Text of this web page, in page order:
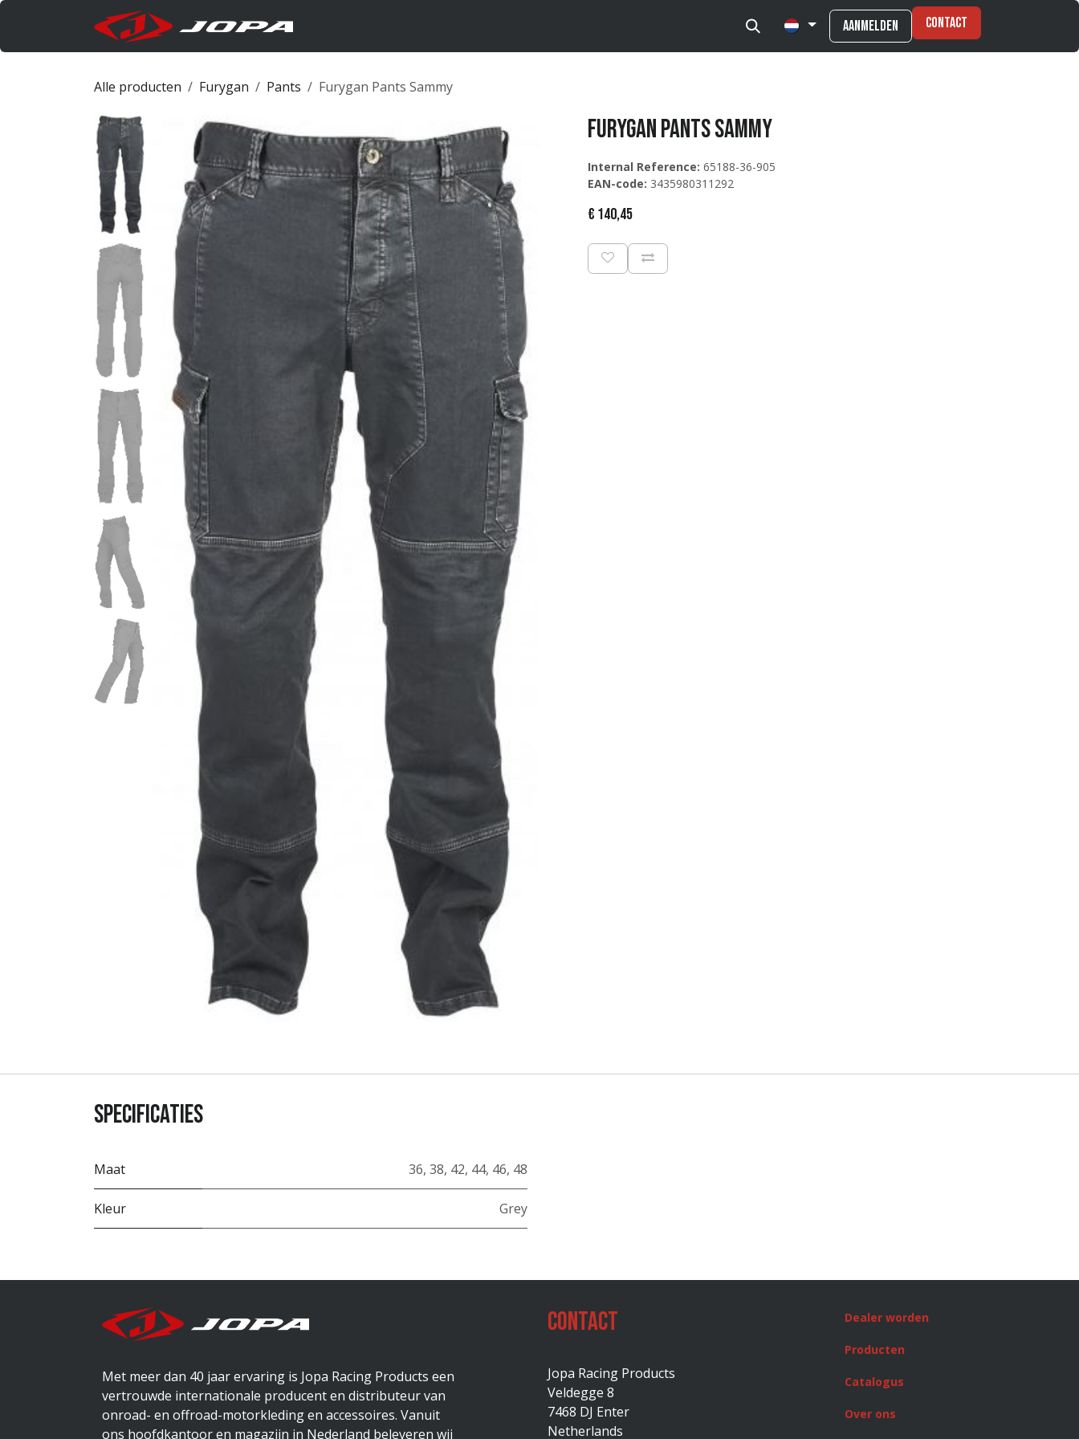
Overslaan naar inhoud
Aanmelden Contact
Alle producten Furygan Pants Furygan Pants Sammy
Furygan Pants Sammy
Internal Reference: 65188-36-905
EAN-code: 3435980311292
€ 140,45
Specificaties
Maat 36, 38, 42, 44, 46, 48
Kleur Grey
Met meer dan 40 jaar ervaring is Jopa Racing Products een
vertrouwde internationale producent en distributeur van
onroad- en offroad-motorkleding en accessoires. Vanuit
ons hoofdkantoor en magazijn in Nederland beleveren wij
Contact
Jopa Racing Products
Veldegge 8
7468 DJ Enter
Netherlands
Dealer worden
Producten
Catalogus
Over ons